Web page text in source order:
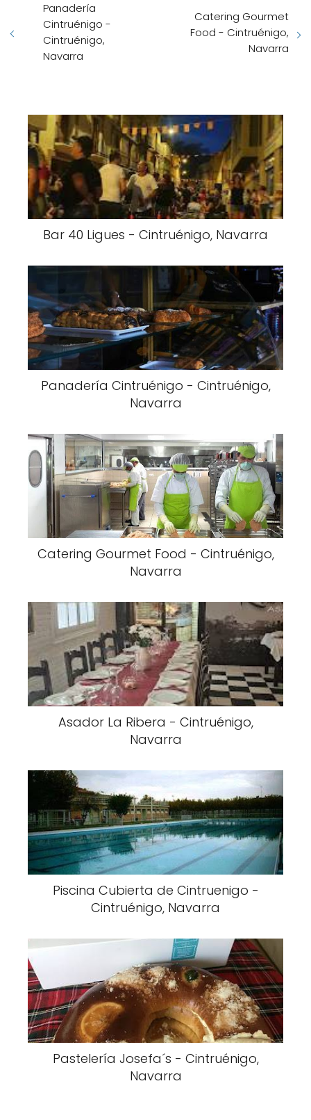
Panadería
Cintruénigo -
Cintruénigo,
Navarra
Catering Gourmet
Food - Cintruénigo,
Navarra
Bar 40 Ligues - Cintruénigo, Navarra
Panadería Cintruénigo - Cintruénigo,
Navarra
Catering Gourmet Food - Cintruénigo,
Navarra
Asador La Ribera - Cintruénigo,
Navarra
Piscina Cubierta de Cintruenigo -
Cintruénigo, Navarra
Pastelería Josefa´s - Cintruénigo,
Navarra